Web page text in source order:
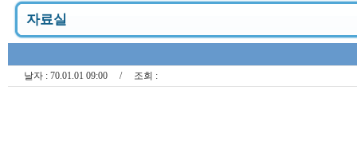
자료실
날자 : 70.01.01 09:00 / 조회 :